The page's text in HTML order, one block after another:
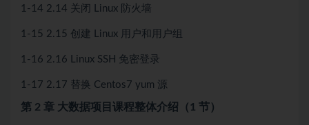
1-14 2.14 关闭 Linux 防火墙
1-15 2.15 创建 Linux 用户和用户组
1-16 2.16 Linux SSH 免密登录
1-17 2.17 替换 Centos7 yum 源
第 2 章 大数据项目课程整体介绍（1 节）